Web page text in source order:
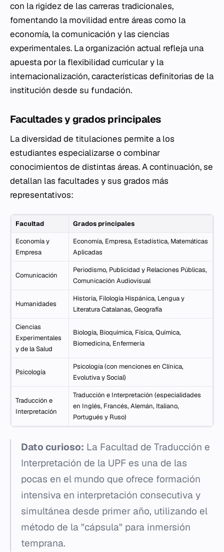
con la rigidez de las carreras tradicionales,
fomentando la movilidad entre áreas como la
economía, la comunicación y las ciencias
experimentales. La organización actual refleja una
apuesta por la flexibilidad curricular y la
internacionalización, características definitorias de la
institución desde su fundación.
Facultades y grados principales
La diversidad de titulaciones permite a los
estudiantes especializarse o combinar
conocimientos de distintas áreas. A continuación, se
detallan las facultades y sus grados más
representativos:
Facultad Grados principales
Economía y
Empresa
Economía, Empresa, Estadística, Matemáticas
Aplicadas
Comunicación
Periodismo, Publicidad y Relaciones Públicas,
Comunicación Audiovisual
Humanidades
Historia, Filología Hispánica, Lengua y
Literatura Catalanas, Geografía
Ciencias
Experimentales
y de la Salud
Biología, Bioquímica, Física, Química,
Biomedicina, Enfermería
Psicología
Psicología (con menciones en Clínica,
Evolutiva y Social)
Traducción e
Interpretación
Traducción e Interpretación (especialidades
en Inglés, Francés, Alemán, Italiano,
Portugués y Ruso)
Dato curioso: La Facultad de Traducción e
Interpretación de la UPF es una de las
pocas en el mundo que ofrece formación
intensiva en interpretación consecutiva y
simultánea desde primer año, utilizando el
método de la "cápsula" para inmersión
temprana.